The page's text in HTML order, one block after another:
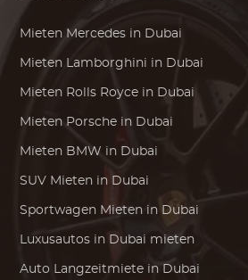
Mieten Mercedes in Dubai
Mieten Lamborghini in Dubai
Mieten Rolls Royce in Dubai
Mieten Porsche in Dubai
Mieten BMW in Dubai
SUV Mieten in Dubai
Sportwagen Mieten in Dubai
Luxusautos in Dubai mieten
Auto Langzeitmiete in Dubai